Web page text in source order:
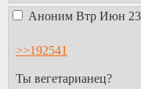
Аноним Втр Июн 23
>>192541
Ты вегетарианец?